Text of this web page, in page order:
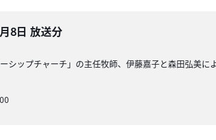
8日 放送分
シップチャーチ」の主任牧師、伊藤嘉子と森田弘美に